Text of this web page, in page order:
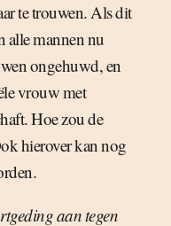
te trouwen. Als dit
alle mannen nu
ongehuwd, en
vrouw met
Hoe zou de
hierover kan nog
aan tegen